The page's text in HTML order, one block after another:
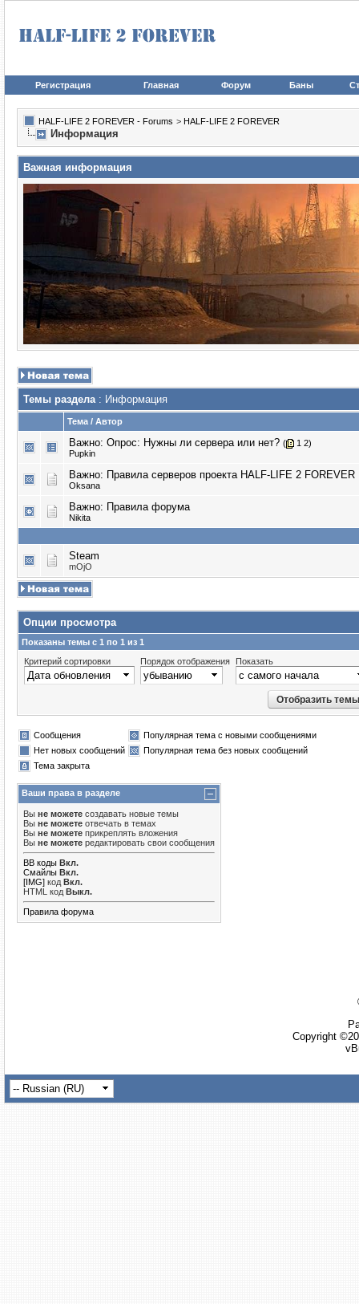
Регистрация Главная Форум Баны
HALF-LIFE 2 FOREVER - Forums > HALF-LIFE 2 FOREVER
Информация
Важная информация
Темы раздела: Информация
Тема / Автор
Важно: Опрос: Нужны ли сервера или нет? ( 1 2)
Puрkin
Важно: Правила серверов проекта HALF-LIFE 2 FOREVER
Oksana
Важно: Правила форума
Nikita
Steam
mOjO
Опции просмотра
Показаны темы с 1 по 1 из 1
Критерий сортировки
Порядок отображения Показать
Сообщения
Популярная тема с новыми сообщениями
Нет новых сообщений
Популярная тема без новых сообщений
Тема закрыта
Ваши права в разделе
Вы не можете создавать новые темы
Вы не можете отвечать в темах
Вы не можете прикреплять вложения
Вы не можете редактировать свои сообщения
BB коды Вкл.
Смайлы Вкл.
[IMG] код Вкл.
HTML код Выкл.
Правила форума
Copyright